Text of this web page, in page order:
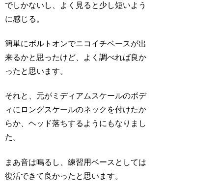
でしかないし、よく見ると少し短いよう
に感じる。
簡単にボルトオンでニコイチベースが出
来るかと思ったけど、よく調べれば良か
ったと思います。
それと、元がミディアムスケールのボデ
ィにロングスケールのネックを付けたか
らか、ヘッド落ちするようにもなりまし
た。
まあ音は鳴るし、練習用ベースとしては
復活できて良かったと思います。